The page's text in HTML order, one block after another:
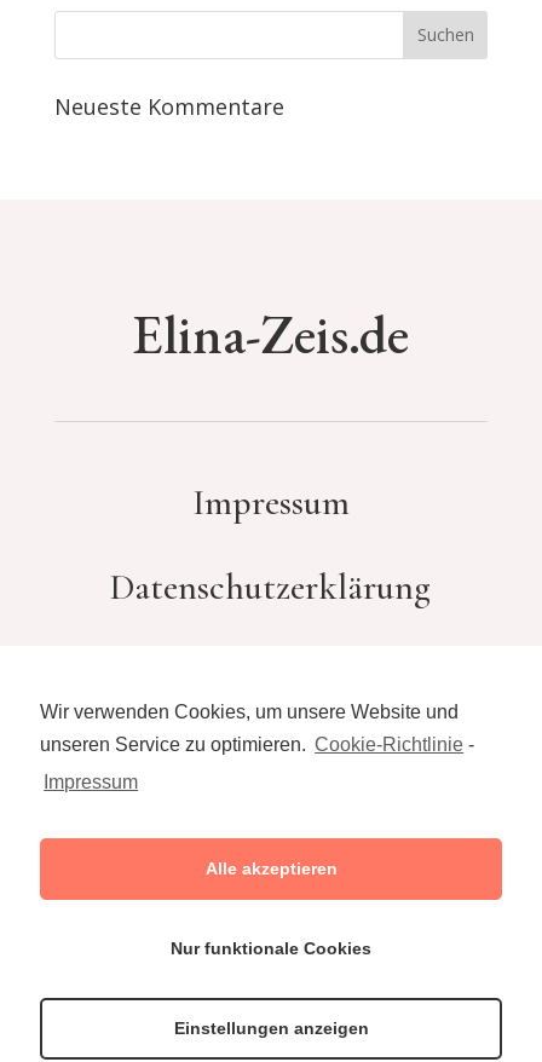
Wir verwenden Cookies, um unsere Website und
unseren Service zu optimieren. Cookie-Richtlinie -
Impressum
Alle akzeptieren
Nur funktionale Cookies
Einstellungen anzeigen
Neueste Kommentare
Elina-Zeis.de
Impressum
Datenschutzerklärung
hallo@elina-zeis.de
©Elina Zeis